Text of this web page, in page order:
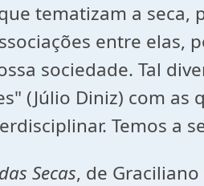
tematizam a seca,
entre elas,
sociedade. Tal
(Júlio Diniz) com
Temos a
Secas, de Graciliano